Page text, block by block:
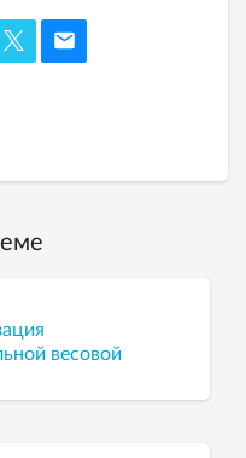
весовой